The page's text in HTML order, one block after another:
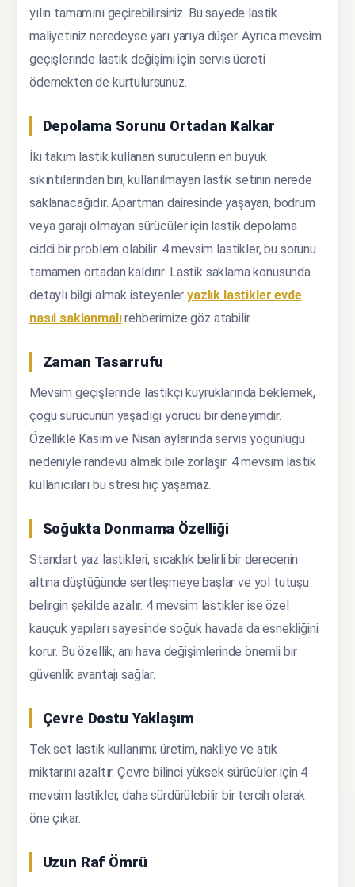
yılın tamamını geçirebilirsiniz. Bu sayede lastik
maliyetiniz neredeyse yarı yarıya düşer. Ayrıca mevsim
geçişlerinde lastik değişimi için servis ücreti
ödemekten de kurtulursunuz.
Depolama Sorunu Ortadan Kalkar
İki takım lastik kullanan sürücülerin en büyük
sıkıntılarından biri, kullanılmayan lastik setinin nerede
saklanacağıdır. Apartman dairesinde yaşayan, bodrum
veya garajı olmayan sürücüler için lastik depolama
ciddi bir problem olabilir. 4 mevsim lastikler, bu sorunu
tamamen ortadan kaldırır. Lastik saklama konusunda
detaylı bilgi almak isteyenleryazlık lastikler evde
nasıl saklanmalırehberimize göz atabilir.
Zaman Tasarrufu
Mevsim geçişlerinde lastikçi kuyruklarında beklemek,
çoğu sürücünün yaşadığı yorucu bir deneyimdir.
Özellikle Kasım ve Nisan aylarında servis yoğunluğu
nedeniyle randevu almak bile zorlaşır. 4 mevsim lastik
kullanıcıları bu stresi hiç yaşamaz.
Soğukta Donmama Özelliği
Standart yaz lastikleri, sıcaklık belirli bir derecenin
altına düştüğünde sertleşmeye başlar ve yol tutuşu
belirgin şekilde azalır. 4 mevsim lastikler ise özel
kauçuk yapıları sayesinde soğuk havada da esnekliğini
korur. Bu özellik, ani hava değişimlerinde önemli bir
güvenlik avantajı sağlar.
Çevre Dostu Yaklaşım
Tek set lastik kullanımı; üretim, nakliye ve atık
miktarını azaltır. Çevre bilinci yüksek sürücüler için 4
mevsim lastikler, daha sürdürülebilir bir tercih olarak
öne çıkar.
Uzun Raf Ömrü